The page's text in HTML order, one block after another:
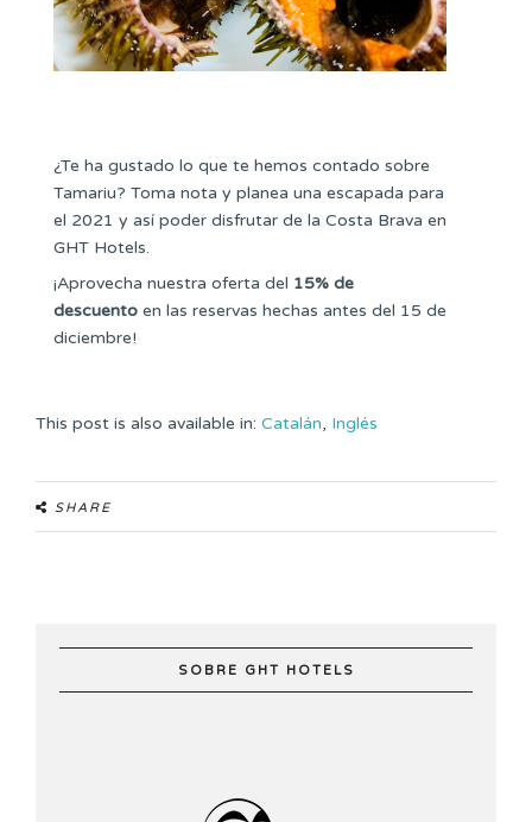
¿Te ha gustado lo que te hemos contado sobre
Tamariu? Toma nota y planea una escapada para
el 2021 y así poder disfrutar de la Costa Brava en
GHT Hotels.
¡Aprovecha nuestra oferta del 15% de
descuento en las reservas hechas antes del 15 de
diciembre!
This post is also available in: Catalán Inglés
SHARE
SOBRE GHT HOTELS